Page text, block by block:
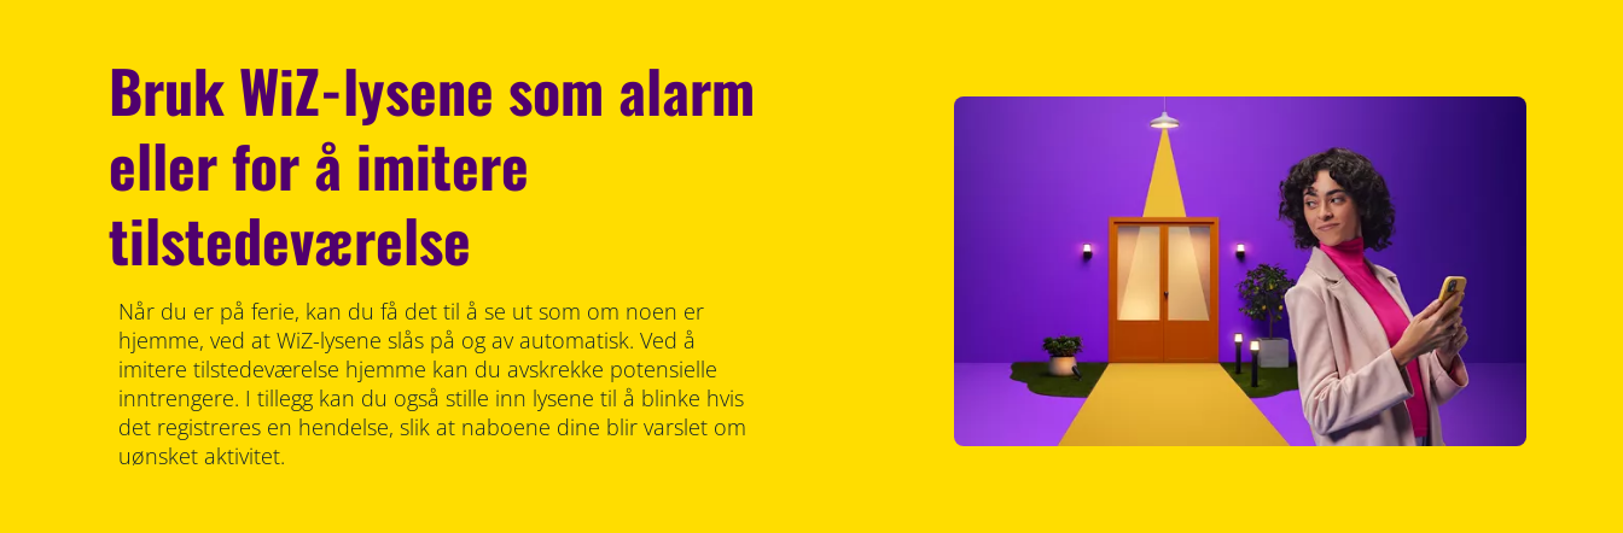
Bruk WiZ-lysene som alarm
eller for å imitere
tilstedeværelse
Når du er på ferie, kan du få det til å se ut som om noen er
hjemme, ved at WiZ-lysene slås på og av automatisk. Ved å
imitere tilstedeværelse hjemme kan du avskrekke potensielle
inntrengere. I tillegg kan du også stille inn lysene til å blinke hvis
det registreres en hendelse, slik at naboene dine blir varslet om
uønsket aktivitet.